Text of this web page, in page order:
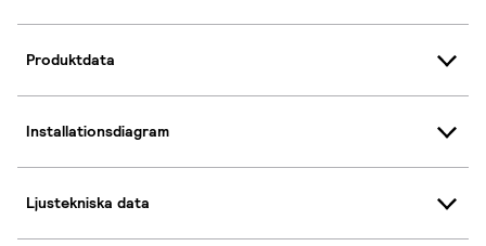
Produktdata
Installationsdiagram
Ljustekniska data